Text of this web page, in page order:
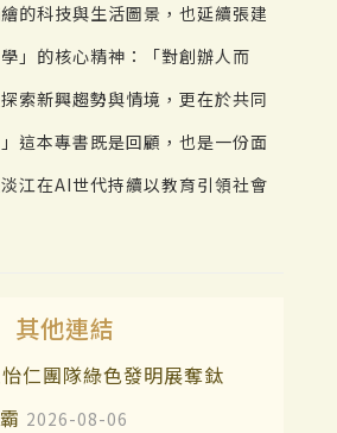
的科技與生活圖景，也延續張建
」的核心精神：「對創辦人而
索新興趨勢與情境，更在於共同
這本專書既是回顧，也是一份面
江在AI世代持續以教育引領社會
其他連結
仁團隊綠色發明展奪鈦
2026-08-06